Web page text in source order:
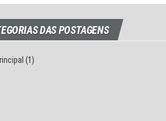
DAS POSTAGENS
(1)